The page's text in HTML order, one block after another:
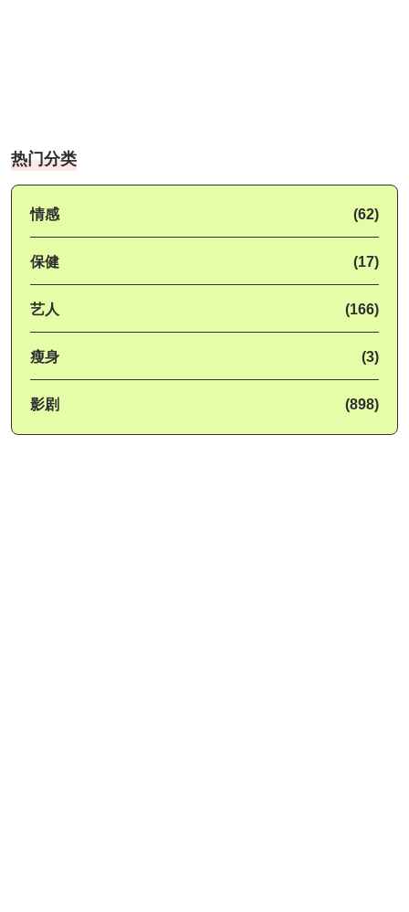
热门分类
情感 (62)
保健 (17)
艺人 (166)
瘦身 (3)
影剧 (898)